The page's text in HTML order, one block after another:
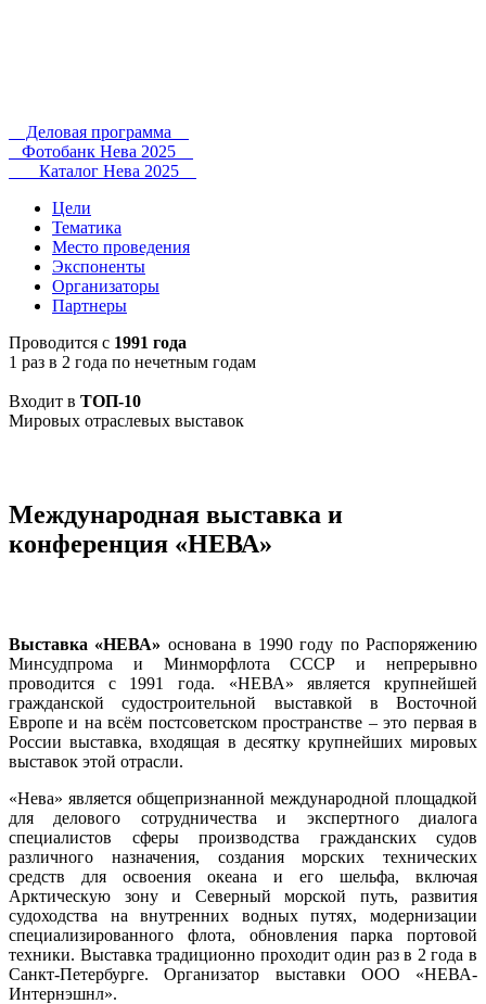
Деловая программа
Фотобанк Нева 2025
Каталог Нева 2025
Цели
Тематика
Место проведения
Экспоненты
Организаторы
Партнеры
Проводится с 1991 года
1 раз в 2 года по нечетным годам
Входит в ТОП-10
Мировых отраслевых выставок
Международная выставка и
конференция «НЕВА»
Выставка «НЕВА» основана в 1990 году по Распоряжению
Минсудпрома и Минморфлота СССР и непрерывно
проводится с 1991 года. «НЕВА» является крупнейшей
гражданской судостроительной выставкой в Восточной
Европе и на всём постсоветском пространстве – это первая в
России выставка, входящая в десятку крупнейших мировых
выставок этой отрасли.
«Нева» является общепризнанной международной площадкой
для делового сотрудничества и экспертного диалога
специалистов сферы производства гражданских судов
различного назначения, создания морских технических
средств для освоения океана и его шельфа, включая
Арктическую зону и Северный морской путь, развития
судоходства на внутренних водных путях, модернизации
специализированного флота, обновления парка портовой
техники. Выставка традиционно проходит один раз в 2 года в
Санкт-Петербурге. Организатор выставки ООО «НЕВА-
Интернэшнл».